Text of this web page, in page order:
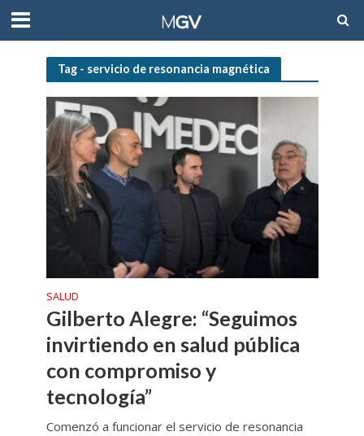
Tag - servicio de resonancia magnética
SALUD
Gilberto Alegre: “Seguimos
invirtiendo en salud pública
con compromiso y
tecnología”
Comenzó a funcionar el servicio de resonancia